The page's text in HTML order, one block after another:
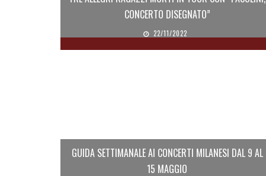
CONCERTO DISEGNATO”
22/11/2022
GUIDA SETTIMANALE AI CONCERTI MILANESI DAL 9 AL
15 MAGGIO